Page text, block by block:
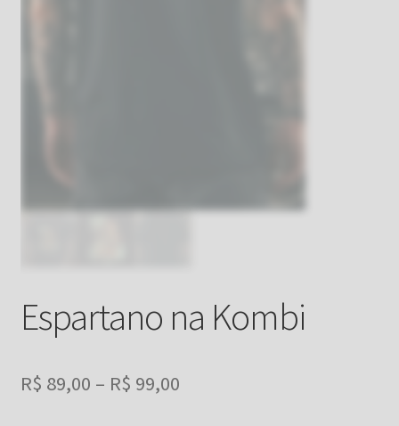
Espartano na Kombi
R$ 89,00 – R$ 99,00Faixa